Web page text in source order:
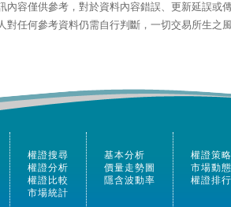
內容僅供參考，對於資料內容錯誤、更新延誤
對任何參考資料仍需自行判斷，一切交易所生之
權證搜尋
權證分析
權證比較
市場統計
基本分析
價量走勢圖
隱含波動率
權證策略
市場動態
權證排行